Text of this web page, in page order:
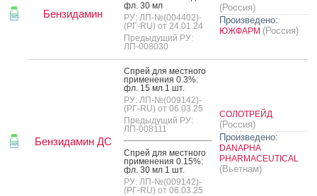
Бензидамин
фл. 30 мл
РУ: ЛП-№(004402)-
(РГ-RU) от 24.01.24
Предыдущий РУ:
ЛП-008030
(Россия)
Произведено:
ЮЖФАРМ (Россия)
Бензидамин ДС
Спрей для мес­тно­го
при­мене­ния 0.3%:
фл. 15 мл 1 шт.
РУ: ЛП-№(009142)-
(РГ-RU) от 06.03.25
Предыдущий РУ:
ЛП-008111
Спрей для мес­тно­го
при­мене­ния 0.15%:
фл. 30 мл 1 шт.
РУ: ЛП-№(009142)-
(РГ-RU) от 06.03.25
СОЛОТРЕЙД
(Россия)
Произведено:
DANAPHA
PHARMACEUTICAL
(Вьетнам)